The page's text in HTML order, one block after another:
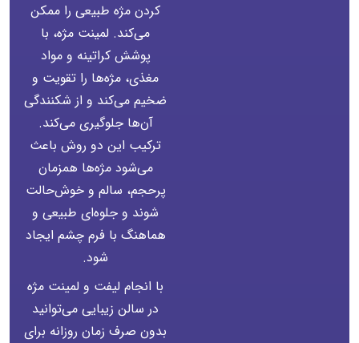
کردن مژه طبیعی را ممکن
می‌کند. لمینت مژه، با
پوشش کراتینه و مواد
مغذی، مژه‌ها را تقویت و
ضخیم می‌کند و از شکنندگی
آن‌ها جلوگیری می‌کند.
ترکیب این دو روش باعث
می‌شود مژه‌ها همزمان
پرحجم، سالم و خوش‌حالت
شوند و جلوه‌ای طبیعی و
هماهنگ با فرم چشم ایجاد
شود.
با انجام لیفت و لمینت مژه
در سالن زیبایی می‌توانید
بدون صرف زمان روزانه برای